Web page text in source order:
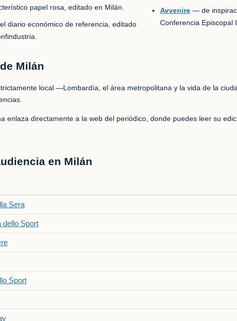
papel rosa, editado en Milán.
diario económico de referencia, editado
Avvenire — de
Conferencia Episcopal
Milán
local —Lombardía, el área metropolitana y la vida de la
enlaza directamente a la web del periódico, donde puedes leer su
en Milán
Sera
dello Sport
Sport